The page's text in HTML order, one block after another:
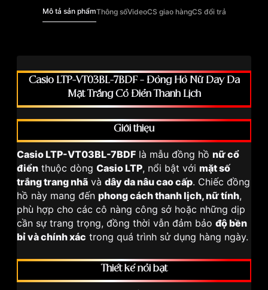
Mô tả sản phẩmThông sốVideoCS giao hàngCS đổi trả
Casio LTP-VT03BL-7BDF – Đồng Hồ Nữ Dây Da
Mặt Trắng Cổ Điển Thanh Lịch
Giới thiệu
Casio LTP-VT03BL-7BDF là mẫu đồng hồ nữ cổ
điển thuộc dòng Casio LTP, nổi bật với mặt số
trắng trang nhã và dây da nâu cao cấp. Chiếc đồng
hồ này mang đến phong cách thanh lịch, nữ tính,
phù hợp cho các cô nàng công sở hoặc những dịp
cần sự trang trọng, đồng thời vẫn đảm bảo độ bền
bỉ và chính xác trong quá trình sử dụng hàng ngày.
Thiết kế nổi bật